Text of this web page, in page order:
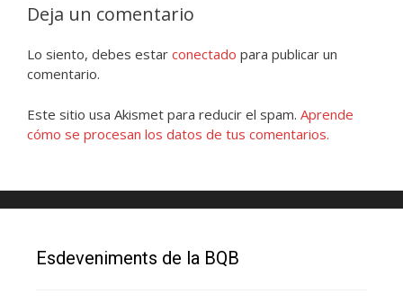
Deja un comentario
Lo siento, debes estar conectado para publicar un
comentario.
Este sitio usa Akismet para reducir el spam. Aprende
cómo se procesan los datos de tus comentarios.
Esdeveniments de la BQB